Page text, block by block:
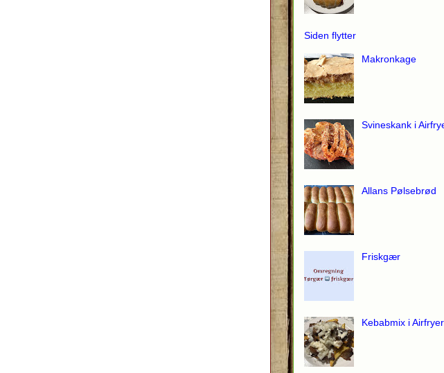
Siden flytter
Makronkage
Svineskank i
Allans Pølsebrød
Friskgær
Kebabmix i Airfryer